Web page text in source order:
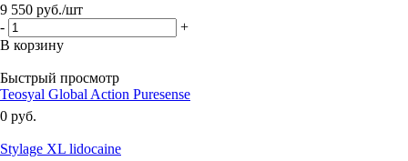
9 550 руб./шт
-
+
В корзину
Быстрый просмотр
Teosyal Global Action Puresense
0 руб.
Stylage XL lidocaine